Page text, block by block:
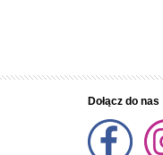
Dołącz do nas